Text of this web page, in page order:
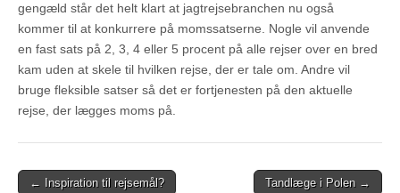
gengæld står det helt klart at jagtrejsebranchen nu også
kommer til at konkurrere på momssatserne. Nogle vil anvende
en fast sats på 2, 3, 4 eller 5 procent på alle rejser over en bred
kam uden at skele til hvilken rejse, der er tale om. Andre vil
bruge fleksible satser så det er fortjenesten på den aktuelle
rejse, der lægges moms på.
← Inspiration til rejsemål? Tandlæge i Polen →